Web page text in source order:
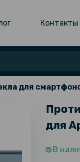
Контакты
для
для
В